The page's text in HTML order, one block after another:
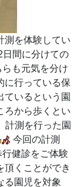
測を体験してい
日間に分けての
も元気を分け
に行っている保
ているという園
ろから歩くとい
計測を行った園
今回の計測
健診をご体験
頂くことができ
る園児を対象